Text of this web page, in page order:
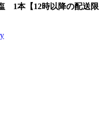
1本【12時以降の配送限